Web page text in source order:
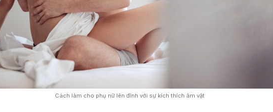
Cách làm cho phụ nữ lên đỉnh với sự kích thích âm vật